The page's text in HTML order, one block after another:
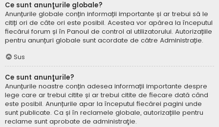
Ce sunt anunţurile globale?
Anunțurile globale conțin informații importante și ar trebui să le
citiți ori de câte ori este posibil. Acestea vor apărea la începutul
fiecărui forum și în Panoul de control al utilizatorului. Autorizațiile
pentru anunțuri globale sunt acordate de către Administrație.
Sus
Ce sunt anunţurile?
Anunțurile noastre conțin adesea informații importante despre
lege care ar trebui citite și ar trebui citite de fiecare dată când
este posibil. Anunțurile apar la începutul fiecărei pagini unde
sunt publicate. Ca și în reclamele globale, autorizațiile pentru
reclame sunt aprobate de administraţie.